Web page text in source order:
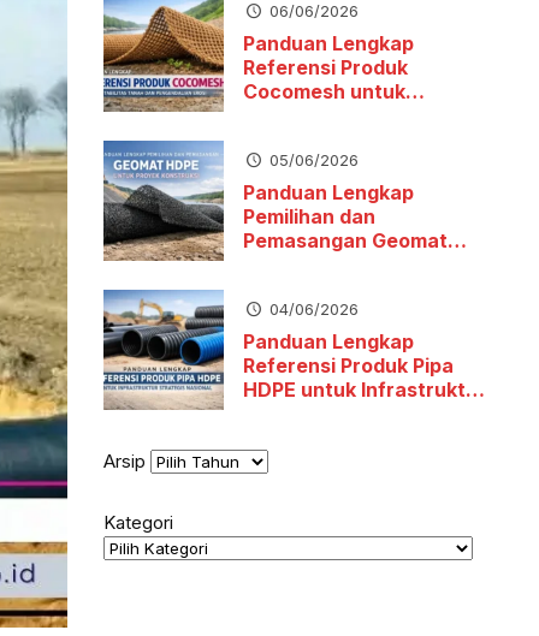
06/06/2026
Panduan Lengkap
Referensi Produk
Cocomesh untuk
05/06/2026
Panduan Lengkap
Pemilihan dan
Pemasangan Geomat
04/06/2026
Panduan Lengkap
Referensi Produk Pipa
HDPE untuk Infrastruktur
Arsip
Kategori